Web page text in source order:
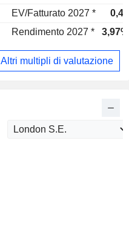
EV/Fatturato 2027 *
0,4x
Rendimento 2027 * 3,97%
Altri multipli di valutazione